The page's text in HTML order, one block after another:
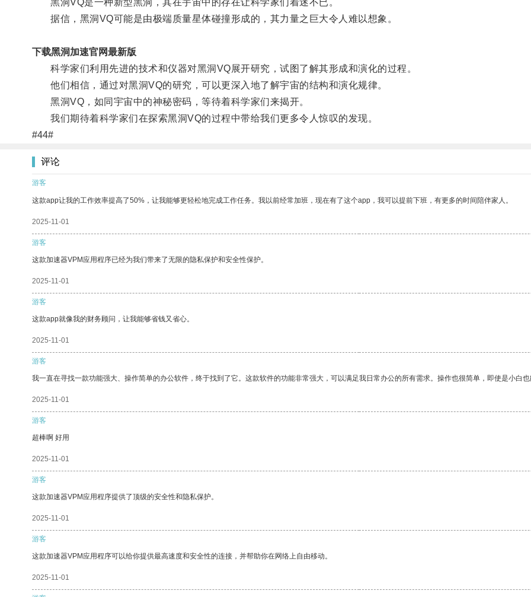
黑洞VQ是一种新型黑洞，其在宇宙中的存在让科学家们着迷不已。
据信，黑洞VQ可能是由极端质量星体碰撞形成的，其力量之巨大令人难以想象。
下载黑洞加速官网最新版
科学家们利用先进的技术和仪器对黑洞VQ展开研究，试图了解其形成和演化的过程。
他们相信，通过对黑洞VQ的研究，可以更深入地了解宇宙的结构和演化规律。
黑洞VQ，如同宇宙中的神秘密码，等待着科学家们来揭开。
我们期待着科学家们在探索黑洞VQ的过程中带给我们更多令人惊叹的发现。
#44#
评论
游客
这款app让我的工作效率提高了50%，让我能够更轻松地完成工作任务。我以前经常加班，现在有了这个app，我可以提前下班，有更多的时间陪伴家人。
2025-11-01
游客
这款加速器VPM应用程序已经为我们带来了无限的隐私保护和安全性保护。
2025-11-01
游客
这款app就像我的财务顾问，让我能够省钱又省心。
2025-11-01
游客
我一直在寻找一款功能强大、操作简单的办公软件，终于找到了它。这款软件的功能非常强大，可以满足我日常办公的所有需求。操作也很简单，即使是小白也
2025-11-01
游客
超棒啊 好用
2025-11-01
游客
这款加速器VPM应用程序提供了顶级的安全性和隐私保护。
2025-11-01
游客
这款加速器VPM应用程序可以给你提供最高速度和安全性的连接，并帮助你在网络上自由移动。
2025-11-01